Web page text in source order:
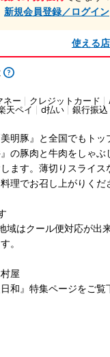
新規会員登録／ログイン
使える
ネー クレジットカード
天ペイ d払い 銀行振込
明豚』と全国でもトッ
の豚肉と牛肉をしゃぶ
ます。薄切りスライス
理でお召し上がりくだ
域はクール便対応が出
がござい
屋
和』特集ページをご覧